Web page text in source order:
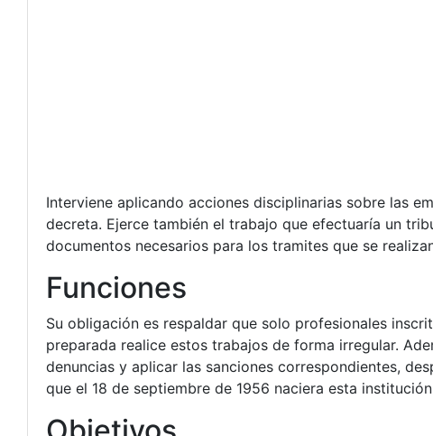
Interviene aplicando acciones disciplinarias sobre las
decreta. Ejerce también el trabajo que efectuaría un
documentos necesarios para los tramites que se
Funciones
Su obligación es respaldar que solo profesionales
preparada realice estos trabajos de forma irregular.
denuncias y aplicar las sanciones correspondientes,
que el 18 de septiembre de 1956 naciera esta